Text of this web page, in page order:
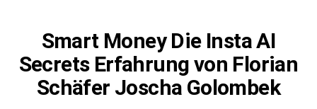
Smart Money Die Insta AI
Secrets Erfahrung von Florian
Schäfer Joscha Golombek